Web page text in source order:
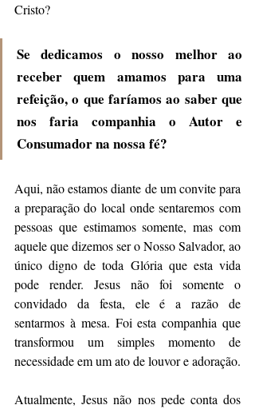
Cristo?
Se dedicamos o nosso melhor ao
receber quem amamos para uma
refeição, o que faríamos ao saber que
nos faria companhia o Autor e
Consumador na nossa fé?
Aqui, não estamos diante de um convite para
a preparação do local onde sentaremos com
pessoas que estimamos somente, mas com
aquele que dizemos ser o Nosso Salvador, ao
único digno de toda Glória que esta vida
pode render. Jesus não foi somente o
convidado da festa, ele é a razão de
sentarmos à mesa. Foi esta companhia que
transformou um simples momento de
necessidade em um ato de louvor e adoração.
Atualmente, Jesus não nos pede conta dos